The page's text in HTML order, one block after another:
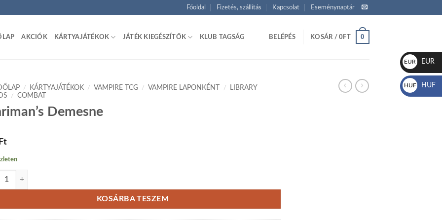
Főoldal Fizetés, szállítás Kapcsolat Eseménynaptár
AKCIÓK KÁRTYAJÁTÉKOK JÁTÉK KIEGÉSZÍTŐK KLUB TAGSÁG BELÉPÉS KOSÁR /0FT 0
/ KÁRTYAJÁTÉKOK / VAMPIRE TCG / VAMPIRE LAPONKÉNT /
LIBRARY
/ COMBAT
Demesne
Ft
Demesne mennyiség
KOSÁRBA TESZEM
EUR
€
EUR
HUF
Ft
HUF